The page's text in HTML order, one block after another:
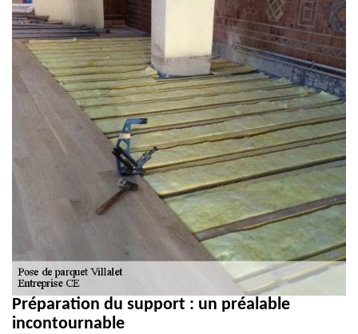
Préparation du support : un préalable
incontournable